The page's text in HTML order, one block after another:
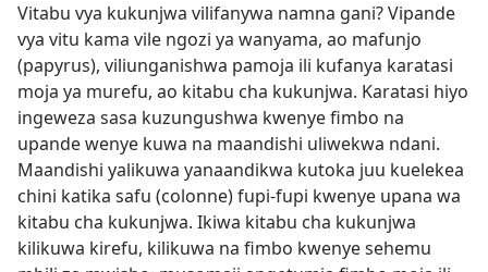
Vitabu vya kukunjwa vilifanywa namna gani? Vipande
vya vitu kama vile ngozi ya wanyama, ao mafunjo
(papyrus), viliunganishwa pamoja ili kufanya karatasi
moja ya murefu, ao kitabu cha kukunjwa. Karatasi hiyo
ingeweza sasa kuzungushwa kwenye fimbo na
upande wenye kuwa na maandishi uliwekwa ndani.
Maandishi yalikuwa yanaandikwa kutoka juu kuelekea
chini katika safu (colonne) fupi-fupi kwenye upana wa
kitabu cha kukunjwa. Ikiwa kitabu cha kukunjwa
kilikuwa kirefu, kilikuwa na fimbo kwenye sehemu